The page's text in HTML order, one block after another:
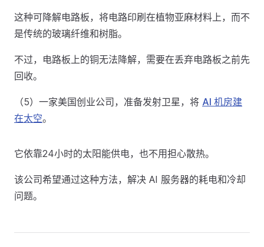
这种可降解电路板，将电路印刷在植物亚麻材料上，而不
是传统的玻璃纤维和树脂。
不过，电路板上的铜无法降解，需要在丢弃电路板之前先
回收。
（5）一家美国创业公司，准备发射卫星，将 AI 机房建
在太空。
它依靠24小时的太阳能供电，也不用担心散热。
该公司希望通过这种方法，解决 AI 服务器的耗电和冷却
问题。